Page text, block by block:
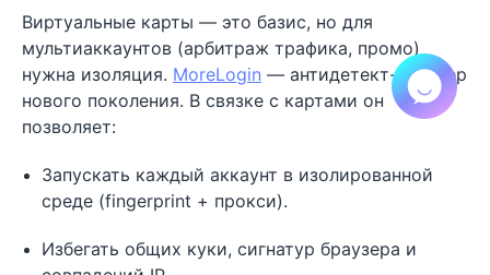
Виртуальные карты — это базис, но для
мультиаккаунтов (арбитраж трафика, промо)
нужна изоляция. MoreLogin — антидетект-браузер
нового поколения. В связке с картами он
позволяет:
Запускать каждый аккаунт в изолированной
среде (fingerprint + прокси).
Избегать общих куки, сигнатур браузера и